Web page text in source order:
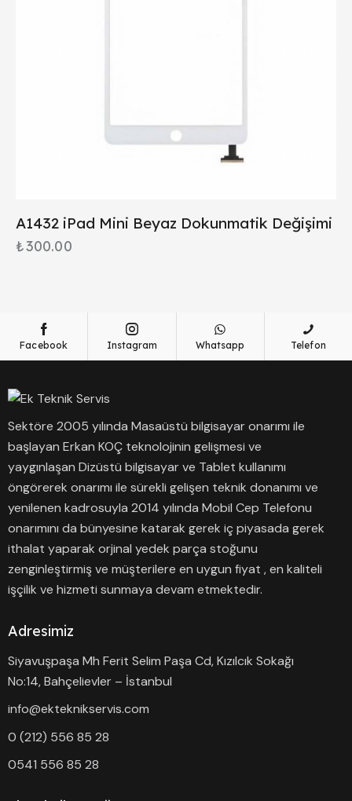
A1432 iPad Mini Beyaz Dokunmatik Değişimi
₺300.00
Facebook Instagram Whatsapp Telefon
Sektöre 2005 yılında Masaüstü bilgisayar onarımı ile
başlayan Erkan KOÇ teknolojinin gelişmesi ve
yaygınlaşan Dizüstü bilgisayar ve Tablet kullanımı
öngörerek onarımı ile sürekli gelişen teknik donanımı ve
yenilenen kadrosuyla 2014 yılında Mobil Cep Telefonu
onarımını da bünyesine katarak gerek iç piyasada gerek
ithalat yaparak orjinal yedek parça stoğunu
zenginleştirmiş ve müşterilere en uygun fiyat , en kaliteli
işçilik ve hizmeti sunmaya devam etmektedir.
Adresimiz
Siyavuşpaşa Mh Ferit Selim Paşa Cd, Kızılcık Sokağı
No:14, Bahçelievler – İstanbul
info@ekteknikservis.com
0 (212) 556 85 28
0541 556 85 28